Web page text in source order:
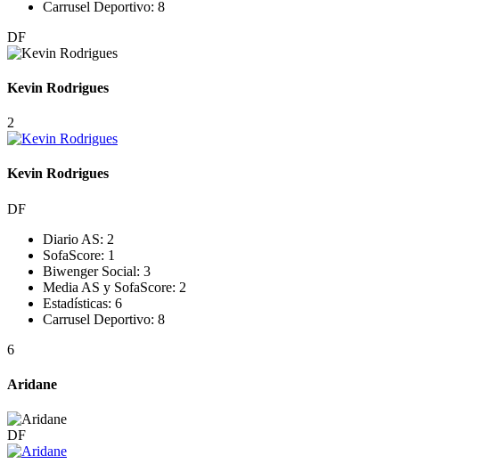
Carrusel Deportivo: 8
DF
Kevin Rodrigues
2
Kevin Rodrigues
DF
Diario AS: 2
SofaScore: 1
Biwenger Social: 3
Media AS y SofaScore: 2
Estadísticas: 6
Carrusel Deportivo: 8
6
Aridane
DF